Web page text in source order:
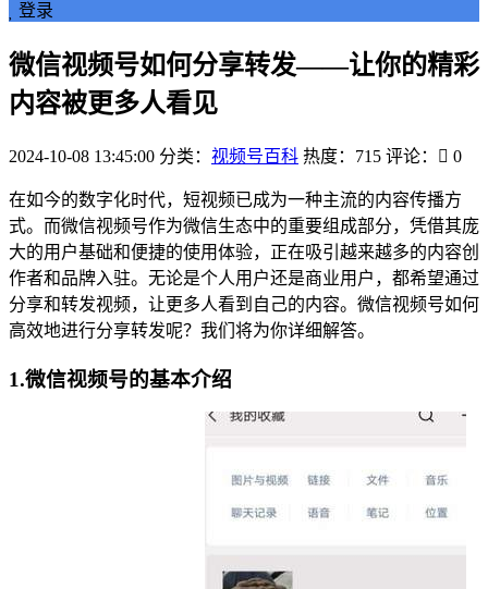
登录
微信视频号如何分享转发——让你的精彩
内容被更多人看见
2024-10-08 13:45:00 分类： 视频号百科 热度：715 评论： 0
在如今的数字化时代，短视频已成为一种主流的内容传播方
式。而微信视频号作为微信生态中的重要组成部分，凭借其庞
大的用户基础和便捷的使用体验，正在吸引越来越多的内容创
作者和品牌入驻。无论是个人用户还是商业用户，都希望通过
分享和转发视频，让更多人看到自己的内容。微信视频号如何
高效地进行分享转发呢？我们将为你详细解答。
1.微信视频号的基本介绍